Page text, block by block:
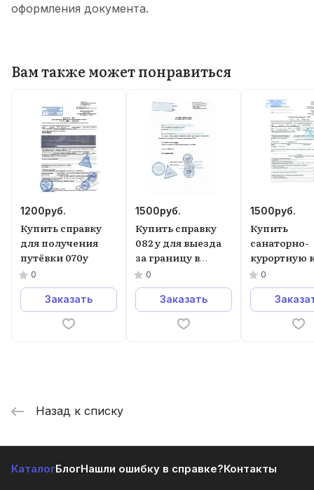
оформления документа.
Вам также может понравиться
1200руб.
Купить справку
для получения
путёвки 070у
0
Заказать
1500руб.
Купить справку
082 у для выезда
за границу в
Москве.
0
Заказать
1500руб.
Купить
санаторно-
курортную
072у
0
Назад к списку
КаталогБлогНашли ошибку в справке?Контакты